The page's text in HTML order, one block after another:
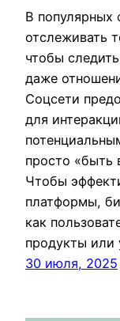
В популярных
отслеживать
чтобы
даже
Соцсети
для
просто «быть
Чтобы
платформы,
как
продукты или
30 июля, 2025